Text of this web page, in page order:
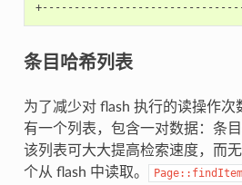
条目哈希列表
为了减少对 flash 执行的读操作次
有一个列表，包含一对数据：条
该列表可大大提高检索速度，而
个从 flash 中读取。
Page::findItem